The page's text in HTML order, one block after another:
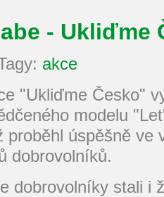
- Ukliďme
akce
"Ukliďme Česko"
modelu
proběhl úspěšně ve
dobrovolníků.
dobrovolníky stali i